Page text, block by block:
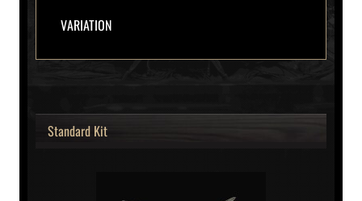
VARIATION
Standard Kit